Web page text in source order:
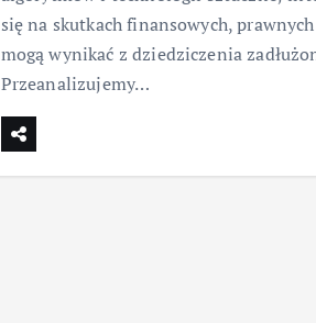
się na skutkach finansowych,
mogą wynikać z dziedziczenia
Przeanalizujemy…